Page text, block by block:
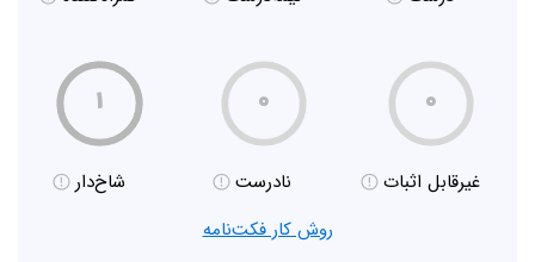
۰
غیر‌قابل اثبات
۰
نادرست
۱
شاخ‌دار
روش کار فکت‌نامه